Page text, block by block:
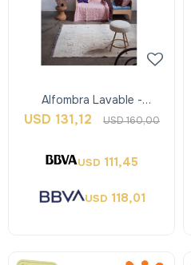
Alfombra Lavable -
Rugcycled Abc - Xs -
USD 131,12 USD160,00
USD 111,45
USD 118,01